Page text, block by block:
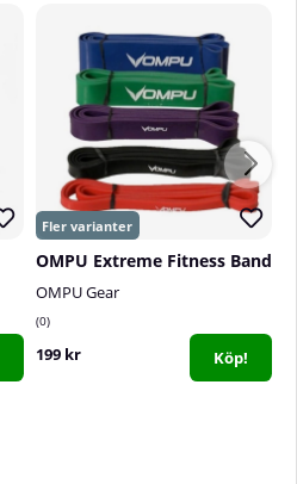
OMPU Extreme Fitness Band
OMPU Gear
0
199 kr Köp!